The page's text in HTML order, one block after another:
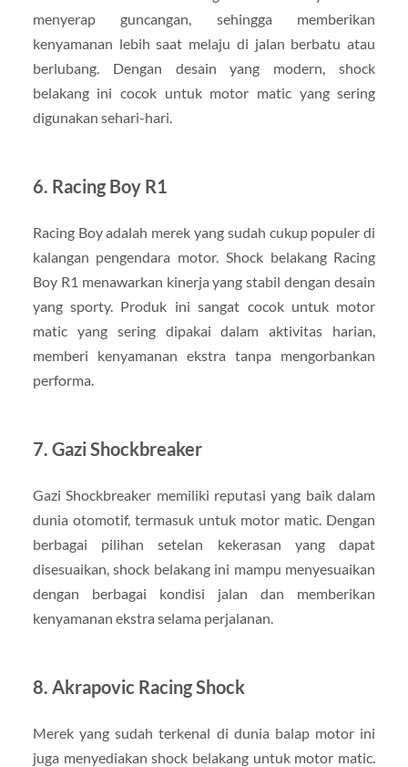
menyerap guncangan, sehingga memberikan
kenyamanan lebih saat melaju di jalan berbatu atau
berlubang. Dengan desain yang modern, shock
belakang ini cocok untuk motor matic yang sering
digunakan sehari-hari.
6. Racing Boy R1
Racing Boy adalah merek yang sudah cukup populer di
kalangan pengendara motor. Shock belakang Racing
Boy R1 menawarkan kinerja yang stabil dengan desain
yang sporty. Produk ini sangat cocok untuk motor
matic yang sering dipakai dalam aktivitas harian,
memberi kenyamanan ekstra tanpa mengorbankan
performa.
7. Gazi Shockbreaker
Gazi Shockbreaker memiliki reputasi yang baik dalam
dunia otomotif, termasuk untuk motor matic. Dengan
berbagai pilihan setelan kekerasan yang dapat
disesuaikan, shock belakang ini mampu menyesuaikan
dengan berbagai kondisi jalan dan memberikan
kenyamanan ekstra selama perjalanan.
8. Akrapovic Racing Shock
Merek yang sudah terkenal di dunia balap motor ini
juga menyediakan shock belakang untuk motor matic.